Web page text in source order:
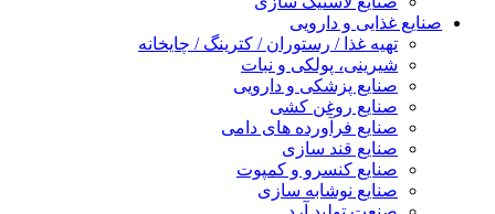
صنایع غذایی و دارویی
تهیه غذا / رستوران / کترینگ / چایخانه
شیرینی، پولکی و نبات
صنایع پزشکی و دارویی
صنایع روغن کشی
صنایع فرآورده های دامی
صنایع قند سازی
صنایع کنسرو و کمپوت
صنایع نوشابه سازی